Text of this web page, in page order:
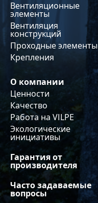
Вентиляционные
элементы
Вентиляция
конструкций
Проходные элементы
Крепления
О компании
Ценности
Качество
Работа на VILPE
Экологические
инициативы
Гарантия от
производителя
Часто задаваемые
вопросы